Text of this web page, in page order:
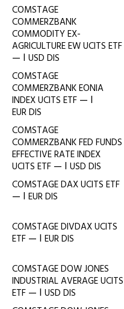
COMSTAGE
COMMERZBANK
COMMODITYEX-
AGRICULTUREEWUCITS ETF
— I USD DIS
COMSTAGE
COMMERZBANKEONIA
INDEXUCITS ETF — I
EURDIS
COMSTAGE
COMMERZBANKFED FUNDS
EFFECTIVERATEINDEX
UCITS ETF — I USD DIS
COMSTAGEDAXUCITS ETF
— I EURDIS
COMSTAGEDIVDAXUCITS
ETF — I EURDIS
COMSTAGEDOWJONES
INDUSTRIALAVERAGEUCITS
ETF — I USD DIS